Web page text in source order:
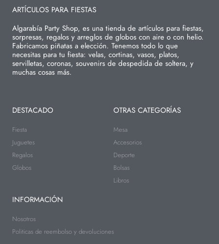
ARTÍCULOS PARA FIESTAS
Algarabía Party Shop, es una tienda de artículos para fiestas,
sorpresas, regalos y arreglos de globos con aire o con helio.
Fabricamos piñatas a elección. Tenemos todo lo que
necesitas para tu fiesta: velas, cortinas, vasos, platos,
servilletas, coronas, souvenirs de despedida de soltera, y
muchas cosas más.
DESTACADO
Fiesta
Juguetes
Regalos
Globos
OTRAS CATEGORÍAS
Mesa
Accesorios
Deporte
Bolsas
Libros
INFORMACIÓN
Nosotros
Politicas de reembolso y devoluciones